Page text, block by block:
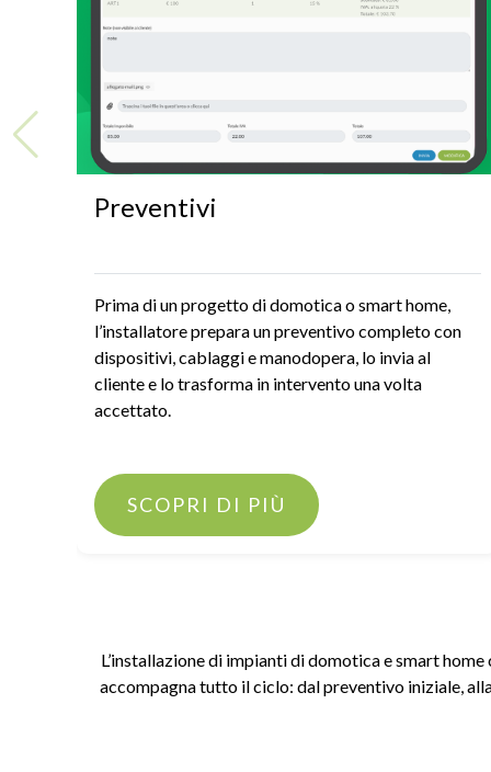
Preventivi
Prima di un progetto di domotica o smart home,
l’installatore prepara un preventivo completo con
dispositivi, cablaggi e manodopera, lo invia al
cliente e lo trasforma in intervento una volta
accettato.
SCOPRI DI PIÙ
L’installazione di impianti di domotica e smart
accompagna tutto il ciclo: dal preventivo iniziale,